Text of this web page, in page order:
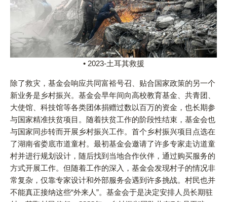
• 2023-土耳其救援
除了救灾，基金会响应共同富裕号召、贴合国家政策的另一个
新业务是乡村振兴。基金会早年间向高校教育基金、共青团、
大使馆、科技馆等各类团体捐赠过数以百万的资金，也长期参
与国家精准扶贫项目。随着扶贫工作的阶段性结束，基金会也
与国家同步转而开展乡村振兴工作。首个乡村振兴项目点选在
了湖南省娄底市道童村。最初基金会邀请了许多专家走访道童
村并进行规划设计，随后找到当地合作伙伴，通过购买服务的
方式开展工作。但随着工作的深入，基金会发现村子的情况非
常复杂，仅靠专家设计和外部服务会遇到许多挑战。村民也并
不能真正接纳这些“外来人”。基金会于是决定安排人员长期驻